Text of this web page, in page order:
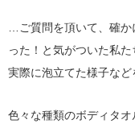
…ご質問を頂いて、確か
った！と気がついた私た
実際に泡立てた様子など
色々な種類のボディタ